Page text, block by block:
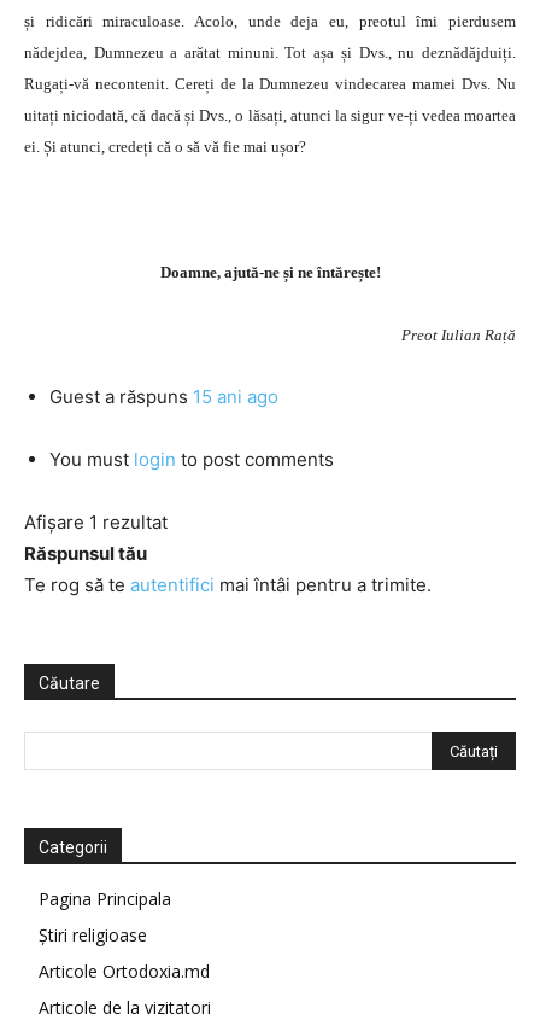
și ridicări miraculoase. Acolo, unde deja eu, preotul îmi pierdusem
nădejdea, Dumnezeu a arătat minuni. Tot așa și Dvs., nu deznădăjduiți.
Rugați-vă necontenit. Cereți de la Dumnezeu vindecarea mamei Dvs. Nu
uitați niciodată, că dacă și Dvs., o lăsați, atunci la sigur ve-ți vedea moartea
ei. Și atunci, credeți că o să vă fie mai ușor?
Doamne, ajută-ne și ne întărește!
Preot Iulian Rață
Guest a răspuns 15 ani ago
You must login to post comments
Afișare 1 rezultat
Răspunsul tău
Te rog să te autentifici mai întâi pentru a trimite.
Căutare
Categorii
Pagina Principala
Știri religioase
Articole Ortodoxia.md
Articole de la vizitatori